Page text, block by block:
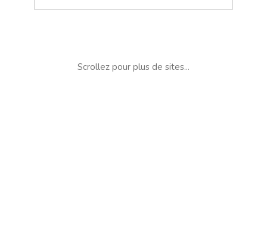
Scrollez pour plus de sites...